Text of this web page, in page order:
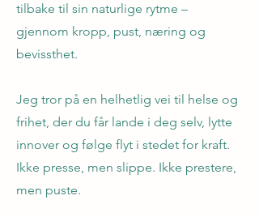
tilbake til sin naturlige rytme –
gjennom kropp, pust, næring og
bevissthet.
Jeg tror på en helhetlig vei til helse og
frihet, der du får lande i deg selv, lytte
innover og følge flyt i stedet for kraft.
Ikke presse, men slippe. Ikke prestere,
men puste.